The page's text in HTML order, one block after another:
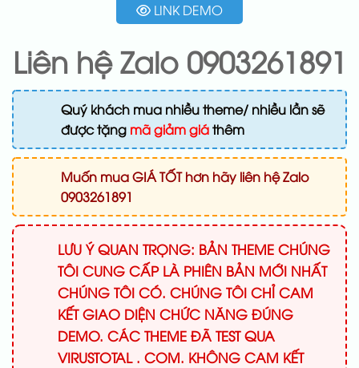
LINK DEMO
Liên hệ Zalo 0903261891
Quý khách mua nhiều theme/ nhiều lần sẽ
được tặng mã giảm giáthêm
Muốn mua GIÁ TỐT hơn hãy liên hệ Zalo
0903261891
LƯU Ý QUAN TRỌNG: BẢN THEME CHÚNG
TÔI CUNG CẤP LÀ PHIÊN BẢN MỚI NHẤT
CHÚNG TÔI CÓ. CHÚNG TÔI CHỈ CAM
KẾT GIAO DIỆN CHỨC NĂNG ĐÚNG
DEMO. CÁC THEME ĐÃ TEST QUA
VIRUSTOTAL . COM. KHÔNG CAM KẾT